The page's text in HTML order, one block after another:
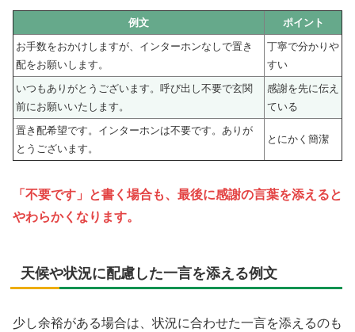
例文
ポイント
お手数をおかけしますが、インターホンなしで置き
配をお願いします。
丁寧で分かりや
すい
いつもありがとうございます。呼び出し不要で玄関
前にお願いいたします。
感謝を先に伝え
ている
置き配希望です。インターホンは不要です。ありが
とうございます。
とにかく簡潔
「不要です」と書く場合も、最後に感謝の言葉を添えると
やわらかくなります。
天候や状況に配慮した一言を添える例文
少し余裕がある場合は、状況に合わせた一言を添えるのも